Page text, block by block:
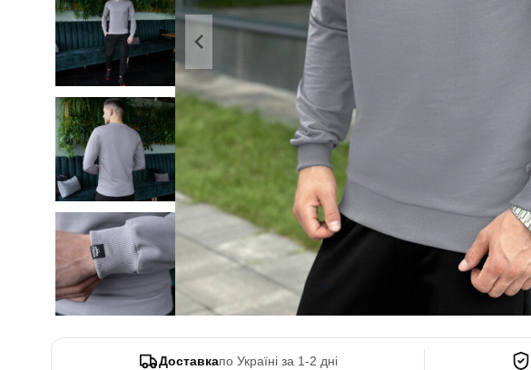
Доставкапо Україні за 1-2 дні